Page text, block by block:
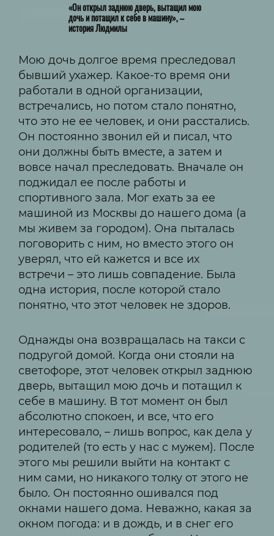
«Он открыл заднюю дверь, вытащил мою
дочь и потащил к себе в машину», –
история Людмилы
Мою дочь долгое время преследовал
бывший ухажер. Какое-то время они
работали в одной организации,
встречались, но потом стало понятно,
что это не ее человек, и они расстались.
Он постоянно звонил ей и писал, что
они должны быть вместе, а затем и
вовсе начал преследовать. Вначале он
поджидал ее после работы и
спортивного зала. Мог ехать за ее
машиной из Москвы до нашего дома (а
мы живем за городом). Она пыталась
поговорить с ним, но вместо этого он
уверял, что ей кажется и все их
встречи – это лишь совпадение. Была
одна история, после которой стало
понятно, что этот человек не здоров.
Однажды она возвращалась на такси с
подругой домой. Когда они стояли на
светофоре, этот человек открыл заднюю
дверь, вытащил мою дочь и потащил к
себе в машину. В тот момент он был
абсолютно спокоен, и все, что его
интересовало, – лишь вопрос, как дела у
родителей (то есть у нас с мужем). После
этого мы решили выйти на контакт с
ним сами, но никакого толку от этого не
было. Он постоянно ошивался под
окнами нашего дома. Неважно, какая за
окном погода: и в дождь, и в снег его